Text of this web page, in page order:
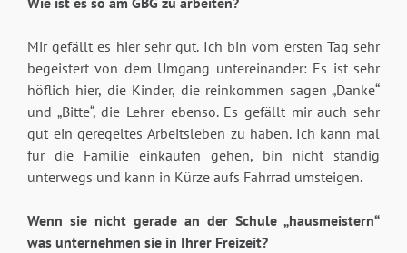
Mir gefällt es hier sehr gut. Ich bin vom ersten Tag sehr
begeistert von dem Umgang untereinander: Es ist sehr
höflich hier, die Kinder, die reinkommen sagen „Danke“
und „Bitte“, die Lehrer ebenso. Es gefällt mir auch sehr
gut ein geregeltes Arbeitsleben zu haben. Ich kann mal
für die Familie einkaufen gehen, bin nicht ständig
unterwegs und kann in Kürze aufs Fahrrad umsteigen.
Wenn sie nicht gerade an der Schule „hausmeistern“
was unternehmen sie in Ihrer Freizeit?